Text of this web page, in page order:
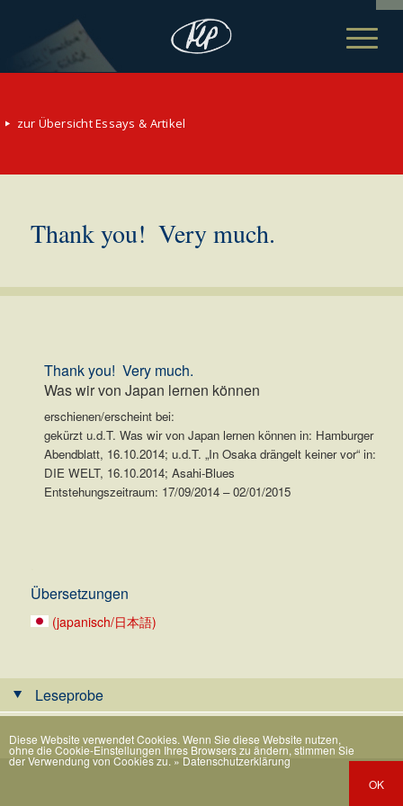
zur Übersicht Essays & Artikel
Thank you!  Very much.
Thank you!  Very much.
Was wir von Japan lernen können
erschienen/erscheint bei:
gekürzt u.d.T. Was wir von Japan lernen können in: Hamburger
Abendblatt, 16.10.2014; u.d.T. „In Osaka drängelt keiner vor“ in:
DIE WELT, 16.10.2014; Asahi-Blues
Entstehungszeitraum: 17/09/2014 – 02/01/2015
Übersetzungen
(japanisch/日本語)
Leseprobe
Diese Website verwendet Cookies. Wenn Sie diese Website nutzen,
ohne die Cookie-Einstellungen Ihres Browsers zu ändern, stimmen Sie
der Verwendung von Cookies zu. » Datenschutzerklärung
OK